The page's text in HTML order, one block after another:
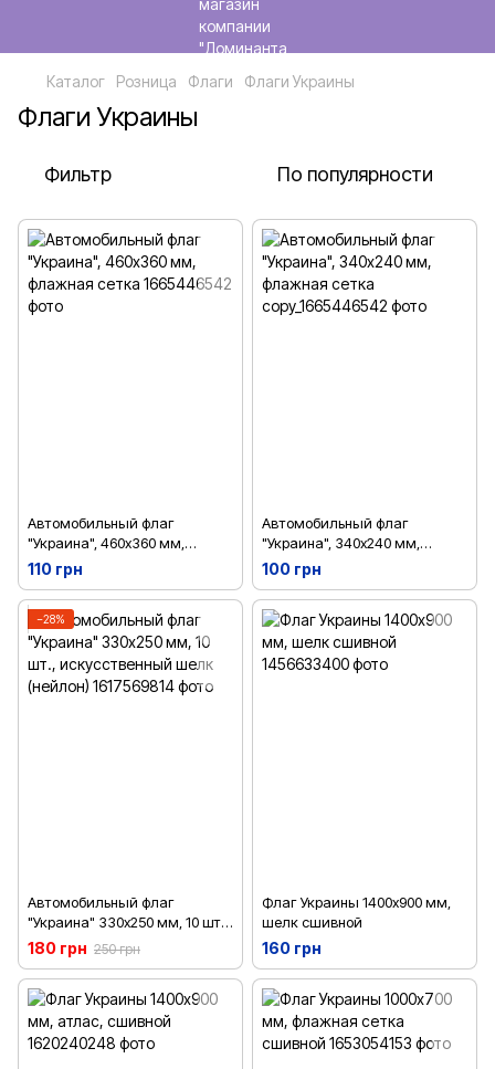
Каталог Розница Флаги Флаги Украины
Флаги Украины
Фильтр По популярности
Автомобильный флаг
"Украина", 460х360 мм,
флажная сетка
110 грн
Автомобильный флаг
"Украина", 340х240 мм,
флажная сетка
100 грн
−28%
Автомобильный флаг
"Украина" 330х250 мм, 10 шт.,
искусственный шелк (нейлон)
180 грн 250 грн
Флаг Украины 1400х900 мм,
шелк сшивной
160 грн